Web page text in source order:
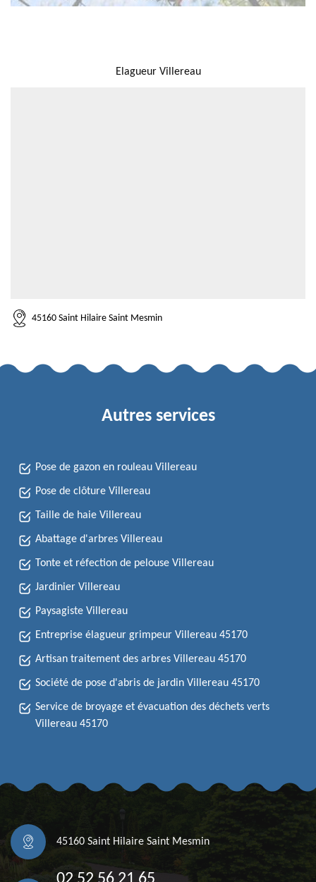
Elagueur Villereau
45160 Saint Hilaire Saint Mesmin
Autres services
Pose de gazon en rouleau Villereau
Pose de clôture Villereau
Taille de haie Villereau
Abattage d'arbres Villereau
Tonte et réfection de pelouse Villereau
Jardinier Villereau
Paysagiste Villereau
Entreprise élagueur grimpeur Villereau 45170
Artisan traitement des arbres Villereau 45170
Société de pose d'abris de jardin Villereau 45170
Service de broyage et évacuation des déchets verts
Villereau 45170
45160 Saint Hilaire Saint Mesmin